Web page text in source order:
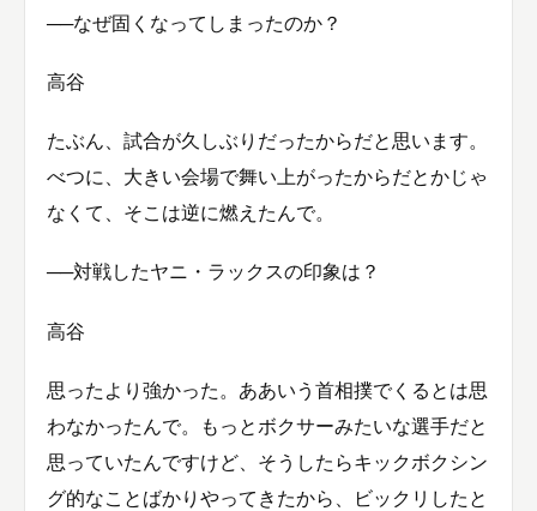
──なぜ固くなってしまったのか？
高谷
たぶん、試合が久しぶりだったからだと思います。
べつに、大きい会場で舞い上がったからだとかじゃ
なくて、そこは逆に燃えたんで。
──対戦したヤニ・ラックスの印象は？
高谷
思ったより強かった。ああいう首相撲でくるとは思
わなかったんで。もっとボクサーみたいな選手だと
思っていたんですけど、そうしたらキックボクシン
グ的なことばかりやってきたから、ビックリしたと